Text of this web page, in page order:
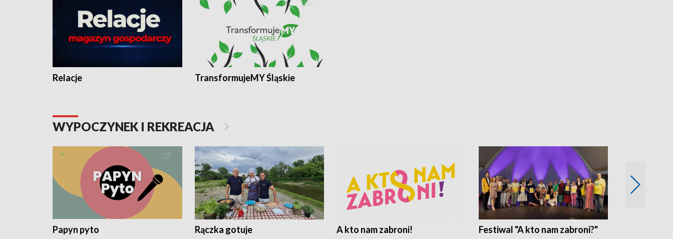
Relacje TransformujeMY Śląskie
WYPOCZYNEK I REKREACJA
Papyn pyto Rączka gotuje A kto nam zabroni! Festiwal "A kto nam zabroni?"